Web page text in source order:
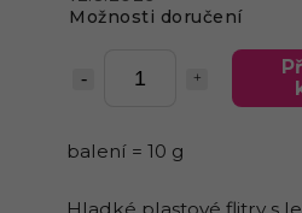
Možnosti doručení
balení = 10 g
Hladké plastové flitry s